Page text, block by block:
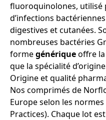
fluoroquinolones, utilisé
d’infections
digestives et cutanées.
nombreuses bactéries
formegénériqueoffre
que la spécialité
Origine et qualité
Nos comprimés de
Europe selon les
Practices). Chaque lot